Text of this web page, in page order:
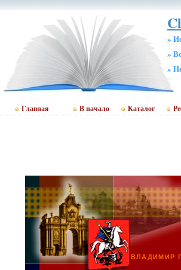
»
»
»
Главная В начало Каталог
ВЛАДИМИР